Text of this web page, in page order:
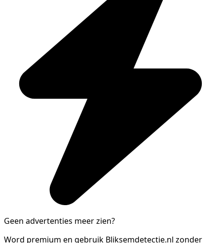
Geen advertenties meer zien?
Word premium en gebruik Bliksemdetectie.nl zonder